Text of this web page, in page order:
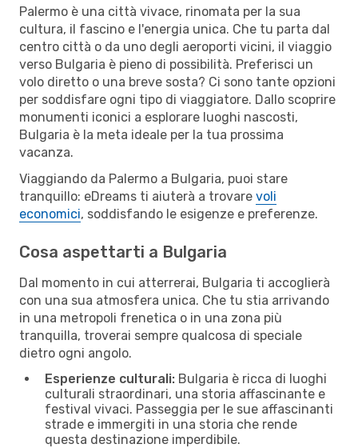
Palermo è una città vivace, rinomata per la sua
cultura, il fascino e l'energia unica. Che tu parta dal
centro città o da uno degli aeroporti vicini, il viaggio
verso Bulgaria è pieno di possibilità. Preferisci un
volo diretto o una breve sosta? Ci sono tante opzioni
per soddisfare ogni tipo di viaggiatore. Dallo scoprire
monumenti iconici a esplorare luoghi nascosti,
Bulgaria è la meta ideale per la tua prossima
vacanza.
Viaggiando da Palermo a Bulgaria, puoi stare
tranquillo: eDreams ti aiuterà a trovare voli
economici, soddisfando le esigenze e preferenze.
Cosa aspettarti a Bulgaria
Dal momento in cui atterrerai, Bulgaria ti accoglierà
con una sua atmosfera unica. Che tu stia arrivando
in una metropoli frenetica o in una zona più
tranquilla, troverai sempre qualcosa di speciale
dietro ogni angolo.
Esperienze culturali: Bulgaria è ricca di luoghi
culturali straordinari, una storia affascinante e
festival vivaci. Passeggia per le sue affascinanti
strade e immergiti in una storia che rende
questa destinazione imperdibile.